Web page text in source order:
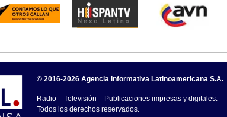
© 2016-2026 Agencia Informativa Latinoamericana S.A.
Radio – Televisión – Publicaciones impresas y digitales.
Todos los derechos reservados.